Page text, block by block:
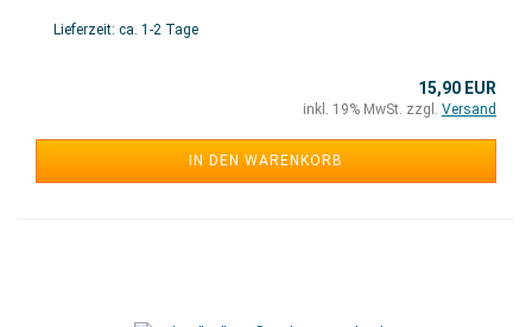
Lieferzeit: ca. 1-2 Tage
15,90 EUR
inkl. 19% MwSt. zzgl. Versand
IN DEN WARENKORB